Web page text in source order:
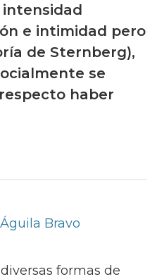
e intimidad pero
de Sternberg),
se
haber
Bravo
formas de